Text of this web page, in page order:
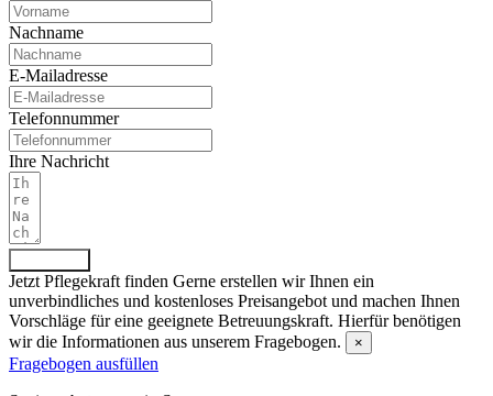
Nachname
E-Mailadresse
Telefonnummer
Ihre Nachricht
Jetzt Pflegekraft finden Gerne erstellen wir Ihnen ein
unverbindliches und kostenloses Preisangebot und machen Ihnen
Vorschläge für eine geeignete Betreuungskraft. Hierfür benötigen
wir die Informationen aus unserem Fragebogen.
×
Fragebogen ausfüllen